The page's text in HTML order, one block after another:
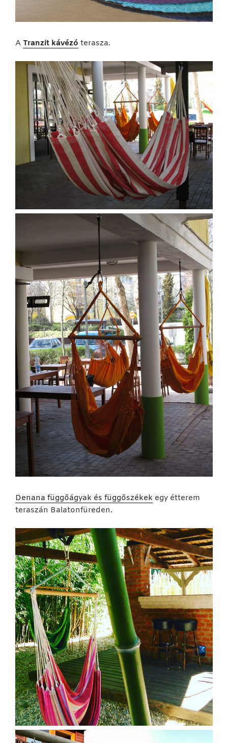
A Tranzit kávézó terasza.
Denana függőágyak és függőszékek egy étterem
teraszán Balatonfüreden.